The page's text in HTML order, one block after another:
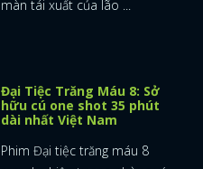
màn tái xuất của lão ...
Đại Tiệc Trăng Máu 8: Sở
hữu cú one shot 35 phút
dài nhất Việt Nam
Phim Đại tiệc trăng máu 8